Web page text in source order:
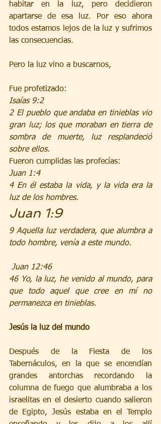
habitar en la luz, pero decidieron
apartarse de esa luz. Por eso ahora
todos estamos lejos de la luz y sufrimos
las consecuencias.
Pero la luz vino a buscarnos,
Fue profetizado:
Isaías 9:2
2 El pueblo que andaba en tinieblas vio
gran luz; los que moraban en tierra de
sombra de muerte, luz resplandeció
sobre ellos.
Fueron cumplidas las profecías:
Juan 1:4
4 En él estaba la vida, y la vida era la
luz de los hombres.
Juan 1:9
9 Aquella luz verdadera, que alumbra a
todo hombre, venía a este mundo.
Juan 12:46
46 Yo, la luz, he venido al mundo, para
que todo aquel que cree en mí no
permanezca en tinieblas.
Jesús la luz del mundo
Después de la Fiesta de los
Tabernáculos, en la que se encendían
grandes antorchas recordando la
columna de fuego que alumbraba a los
israelitas en el desierto cuando salieron
de Egipto, Jesús estaba en el Templo